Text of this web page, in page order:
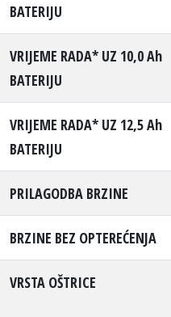
BATERIJU
VRIJEME RADA* UZ 10,0 Ah
BATERIJU
VRIJEME RADA* UZ 12,5 Ah
BATERIJU
PRILAGODBA BRZINE
BRZINE BEZ OPTEREĆENJA
VRSTA OŠTRICE